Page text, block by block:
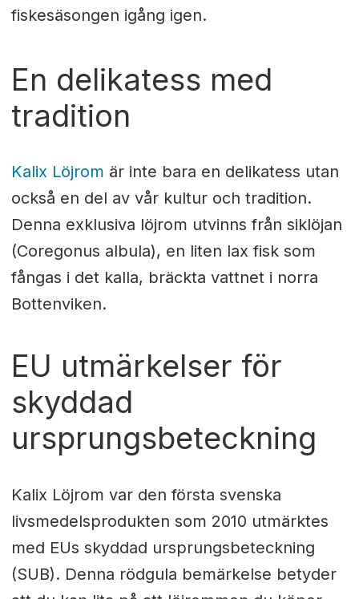
fiskesäsongen igång igen.
En delikatess med
tradition
Kalix Löjrom är inte bara en delikatess utan
också en del av vår kultur och tradition.
Denna exklusiva löjrom utvinns från siklöjan
(Coregonus albula), en liten lax fisk som
fångas i det kalla, bräckta vattnet i norra
Bottenviken.
EU utmärkelser för
skyddad
ursprungsbeteckning
Kalix Löjrom var den första svenska
livsmedelsprodukten som 2010 utmärktes
med EUs skyddad ursprungsbeteckning
(SUB). Denna rödgula bemärkelse betyder